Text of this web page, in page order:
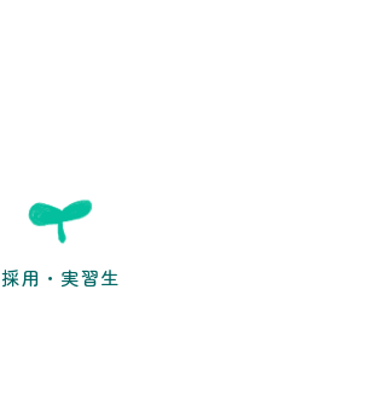
採用・実習生